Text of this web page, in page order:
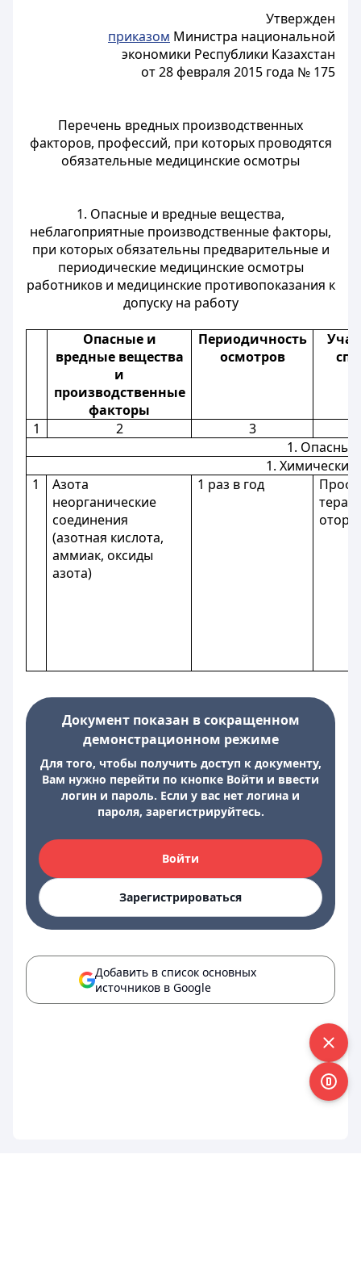
Утвержден
приказом Министра национальной
экономики Республики Казахстан
от 28 февраля 2015 года № 175
Перечень вредных производственных
факторов, профессий, при которых проводятся
обязательные медицинские осмотры
1. Опасные и вредные вещества,
неблагоприятные производственные факторы,
при которых обязательны предварительные и
периодические медицинские осмотры
работников и медицинские противопоказания к
допуску на работу
Опасные и
вредные вещества
и
производственные
факторы
Периодичность
осмотров
1 2
3
1.
1.
1
Азота
неорганические
соединения
(азотная кислота,
аммиак, оксиды
азота)
1 раз в год
Документ показан в сокращенном
демонстрационном режиме
Для того, чтобы получить доступ к документу,
Вам нужно перейти по кнопке Войти и ввести
логин и пароль. Если у вас нет логина и
пароля, зарегистрируйтесь.
Войти
Зарегистрироваться
Добавить в список основных
источников в Google